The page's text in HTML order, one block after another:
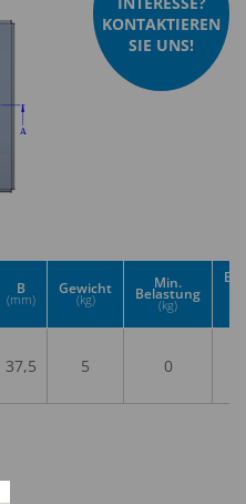
KONTAKTIEREN
SIE UNS!
B
(mm)
Gewicht
(kg)
Min.
Belastung
(kg)
37,5 5 0